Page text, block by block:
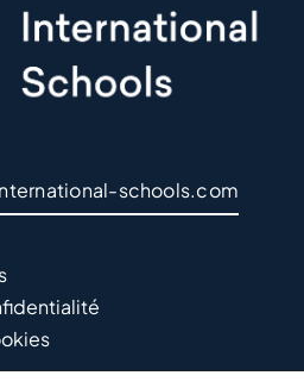
schools.com